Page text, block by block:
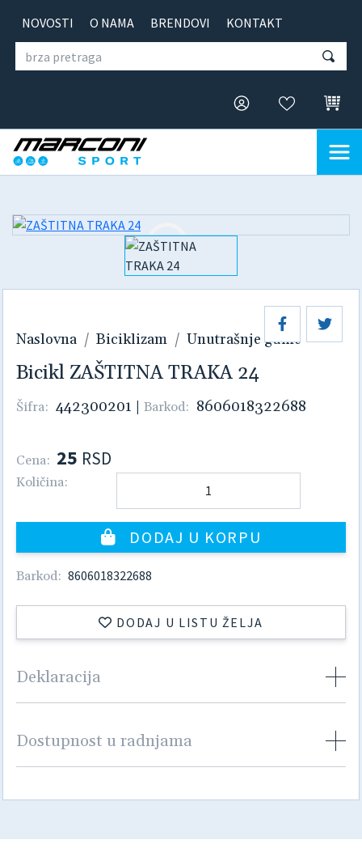
NOVOSTI O NAMA BRENDOVI KONTAKT
Naslovna Biciklizam Unutrašnje gume
Bicikl ZAŠTITNA TRAKA 24
Šifra: 442300201 | Barkod: 8606018322688
Cena: 25 RSD
Količina:
DODAJ U KORPU
Barkod: 8606018322688
DODAJ U LISTU ŽELJA
Deklaracija
Dostupnost u radnjama